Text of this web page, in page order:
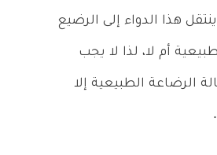
هذا الدواء إلى الرضيع
أم لا، لذا لا يجب
الرضاعة الطبيعية إلا